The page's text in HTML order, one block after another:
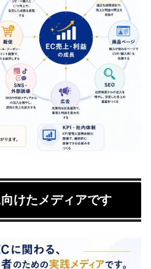
けたメディアです